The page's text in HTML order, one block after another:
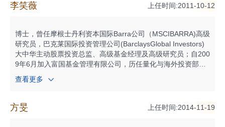
李笑薇 上任时间:2011-10-12
博士，曾任摩根士丹利资本国际Barra公司（MSCIBARRA)高级
研究员，巴克莱国际投资管理公司(BarclaysGlobal Investors)
大中华主动股票投资总监、高级基金经理及高级研究员；自200
9年6月加入富国基金管理有限公司，历任量化与海外投资部总
经理、基金经理、公司总经理助理；现任富国基金副总经理，
兼任富国基金资深定量基金经理。自2009年12月起任富国沪深
00指数增强型证券投资基金(LOF)基金经理；具有基金从业资
格。
查看更多
方旻 上任时间:2014-11-19